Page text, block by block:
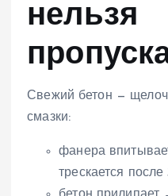
нельзя
Свежий бетон —
смазки:
фанера
трескается после